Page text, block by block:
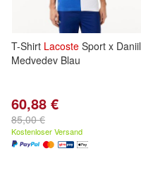
T-Shirt Lacoste Sport x Daniil
Medvedev Blau
60,88 €
85,00 €
Kostenloser Versand